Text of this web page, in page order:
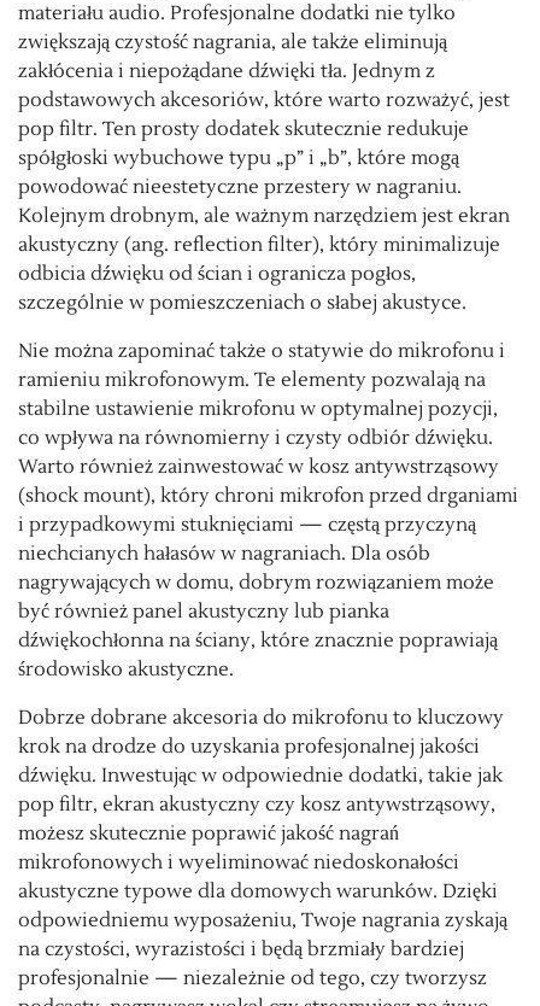
materiału audio. Profesjonalne dodatki nie tylko
zwiększają czystość nagrania, ale także eliminują
zakłócenia i niepożądane dźwięki tła. Jednym z
podstawowych akcesoriów, które warto rozważyć, jest
pop filtr. Ten prosty dodatek skutecznie redukuje
spółgłoski wybuchowe typu „p” i „b”, które mogą
powodować nieestetyczne przestery w nagraniu.
Kolejnym drobnym, ale ważnym narzędziem jest ekran
akustyczny (ang. reflection filter), który minimalizuje
odbicia dźwięku od ścian i ogranicza pogłos,
szczególnie w pomieszczeniach o słabej akustyce.
Nie można zapominać także o statywie do mikrofonu i
ramieniu mikrofonowym. Te elementy pozwalają na
stabilne ustawienie mikrofonu w optymalnej pozycji,
co wpływa na równomierny i czysty odbiór dźwięku.
Warto również zainwestować w kosz antywstrząsowy
(shock mount), który chroni mikrofon przed drganiami
i przypadkowymi stuknięciami — częstą przyczyną
niechcianych hałasów w nagraniach. Dla osób
nagrywających w domu, dobrym rozwiązaniem może
być również panel akustyczny lub pianka
dźwiękochłonna na ściany, które znacznie poprawiają
środowisko akustyczne.
Dobrze dobrane akcesoria do mikrofonu to kluczowy
krok na drodze do uzyskania profesjonalnej jakości
dźwięku. Inwestując w odpowiednie dodatki, takie jak
pop filtr, ekran akustyczny czy kosz antywstrząsowy,
możesz skutecznie poprawić jakość nagrań
mikrofonowych i wyeliminować niedoskonałości
akustyczne typowe dla domowych warunków. Dzięki
odpowiedniemu wyposażeniu, Twoje nagrania zyskają
na czystości, wyrazistości i będą brzmiały bardziej
profesjonalnie — niezależnie od tego, czy tworzysz